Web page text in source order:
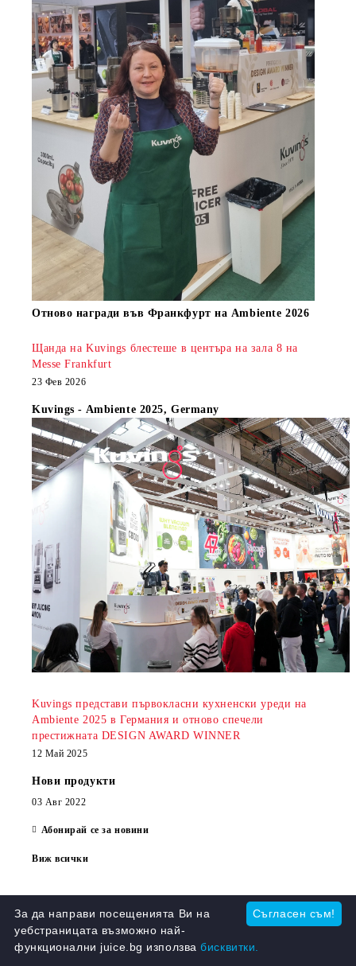
Oтново награди във Франкфурт на Ambiente 2026
Щанда на Kuvings блестеше в центъра на зала 8 на
Messe Frankfurt
23 Фев 2026
Kuvings - Ambiente 2025, Germany
Kuvings представи първокласни кухненски уреди на
Ambiente 2025 в Германия и отново спечели
престижната DESIGN AWARD WINNER
12 Май 2025
Нови продукти
03 Авг 2022
Абонирай се за новини
Виж всички
Сокоизстисквачки
съхранение
Съгласен съм!
За да направи посещенията Ви на
уебстраницата възможно най-
функционални juice.bg използвабисквитки.